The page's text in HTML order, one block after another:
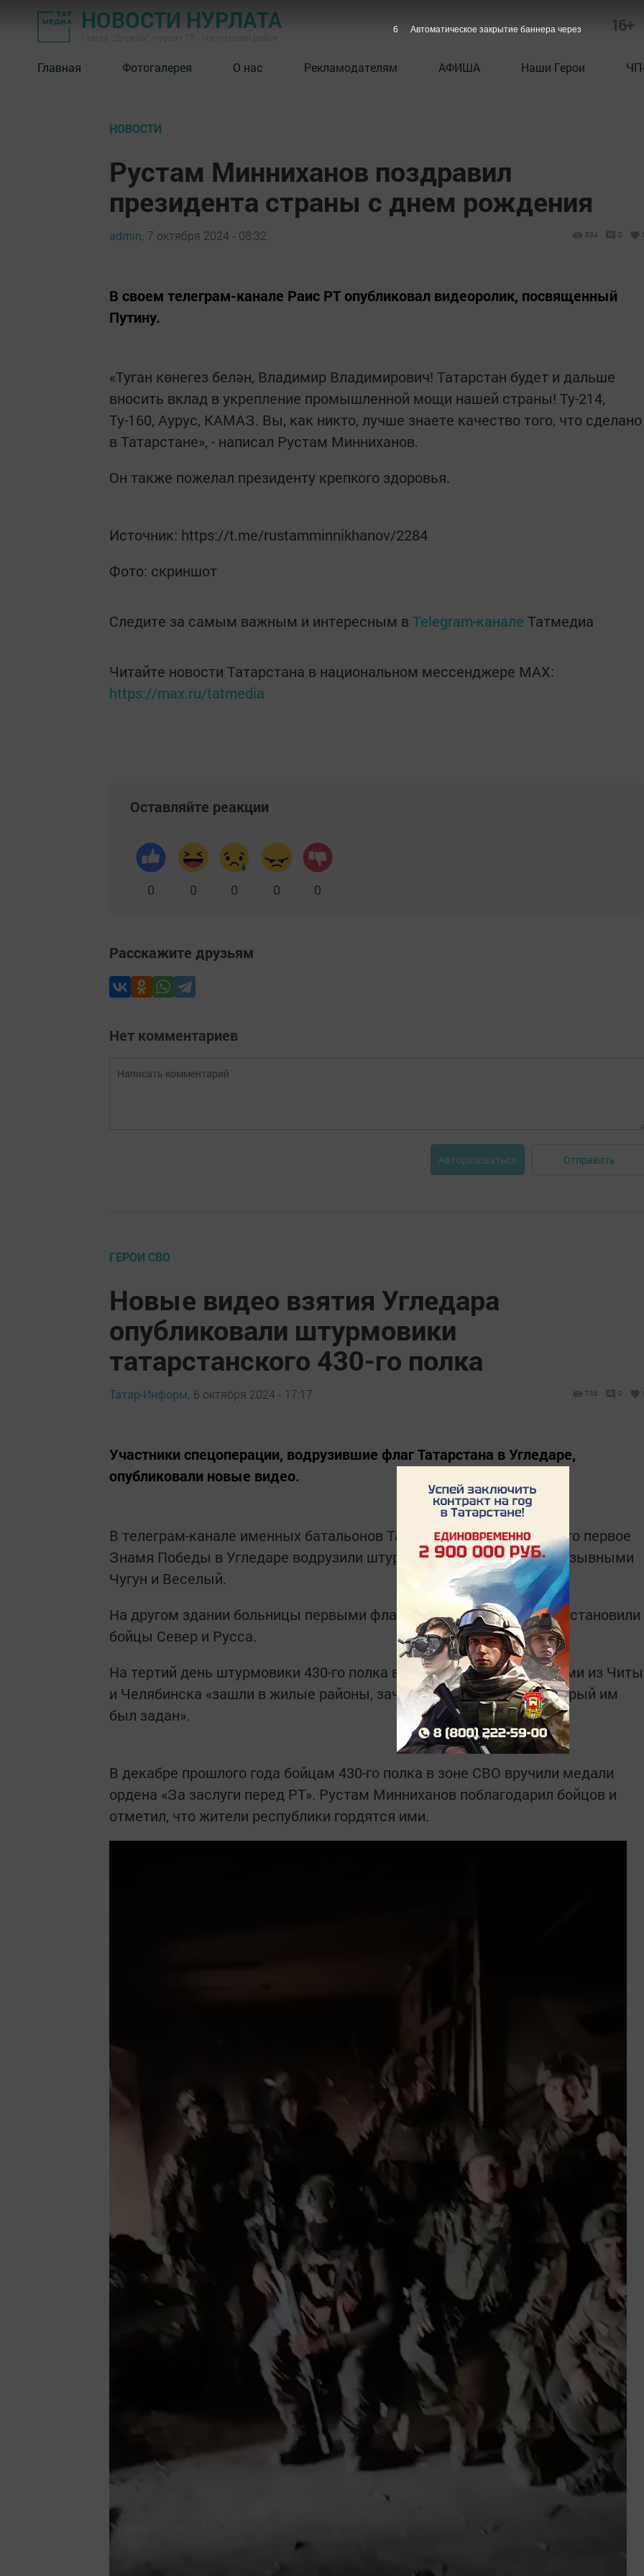
НОВОСТИ НУРЛАТА 16+
Главная Фотогалерея О нас Рекламодателям АФИША Наши Герои
НОВОСТИ
Рустам Минниханов поздравил
президента страны с днем рождения
admin, 7 октября 2024 - 08:32 834 0
В своем телеграм-канале Раис РТ опубликовал видеоролик, посвященный
Путину.
«Туган көнегез белән, Владимир Владимирович! Татарстан будет и дальше
вносить вклад в укрепление промышленной мощи нашей страны! Ту-214,
Ту-160, Аурус, КАМАЗ. Вы, как никто, лучше знаете качество того, что сделано
в Татарстане», - написал Рустам Минниханов.
Он также пожелал президенту крепкого здоровья.
Источник: https://t.me/rustamminnikhanov/2284
Фото: скриншот
Следите за самым важным и интересным в Telegram-канале Татмедиа
Читайте новости Татарстана в национальном мессенджере MАХ:
https://max.ru/tatmedia
Оставляйте реакции
0 0 0 0 0
Расскажите друзьям
Нет комментариев
Авторизоваться Отправить
ГЕРОИ СВО
Новые видео взятия Угледара
опубликовали штурмовики
татарстанского 430-го полка
Татар-Информ, 6 октября 2024 - 17:17 736 0
Участники спецоперации, водрузившие флаг Татарстана в Угледаре,
опубликовали новые видео.
В телеграм-канале именных батальонов Татарстана сообщается, что первое
Знамя Победы в Угледаре водрузили штурмовики 430-го полка с позывными
Чугун и Веселый.
На другом здании больницы первыми флаг Республики Татарстан установили
бойцы Север и Русса.
На тертий день штурмовики 430-го полка вместе с военнослужащими из Читы
и Челябинска «зашли в жилые районы, зачистили весь сектор, который им
был задан».
В декабре прошлого года бойцам 430-го полка в зоне СВО вручили медали
ордена «За заслуги перед РТ». Рустам Минниханов поблагодарил бойцов и
отметил, что жители республики гордятся ими.
5 Автоматическое закрытие баннера через